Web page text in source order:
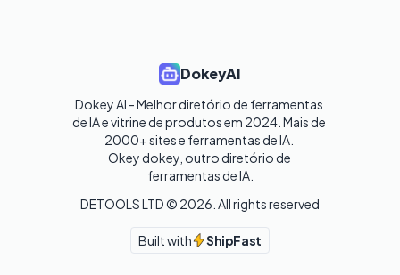
DokeyAI
Dokey AI - Melhor diretório de ferramentas
de IA e vitrine de produtos em 2024. Mais de
2000+ sites e ferramentas de IA.
Okey dokey, outro diretório de
ferramentas de IA.
DETOOLS LTD © 2026 . All rights reserved
Built with ShipFast